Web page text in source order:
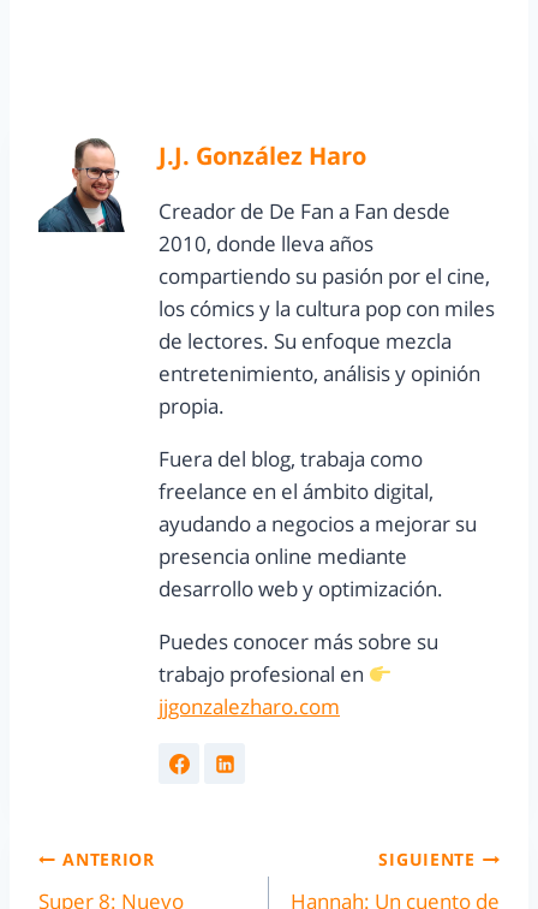
J.J. González Haro
Creador de De Fan a Fan desde
2010, donde lleva años
compartiendo su pasión por el cine,
los cómics y la cultura pop con miles
de lectores. Su enfoque mezcla
entretenimiento, análisis y opinión
propia.
Fuera del blog, trabaja como
freelance en el ámbito digital,
ayudando a negocios a mejorar su
presencia online mediante
desarrollo web y optimización.
Puedes conocer más sobre su
trabajo profesional en
jjgonzalezharo.com
ANTERIOR
Super 8: Nuevo
SIGUIENTE
Hannah: Un cuento de